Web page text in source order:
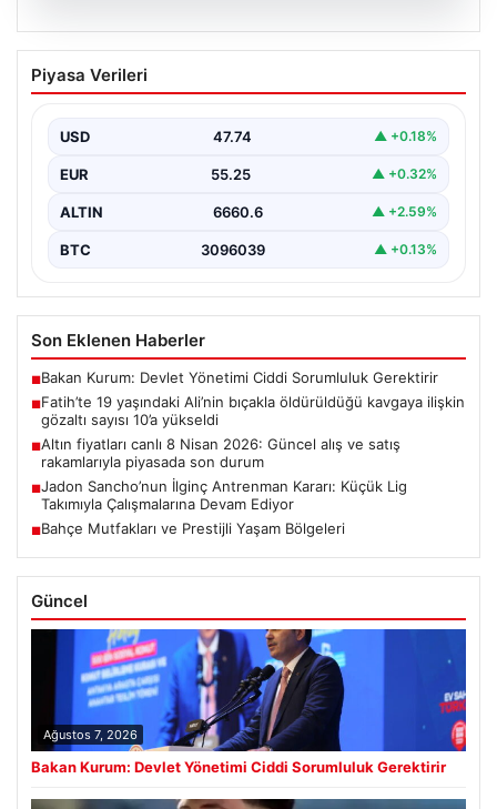
Fatih’te 19 yaşındaki Ali’nin bıçakla
öldürüldüğü kavgaya ilişkin gözaltı
Piyasa Verileri
USD 47.74 ▲ +0.18%
EUR 55.25 ▲ +0.32%
ALTIN 6660.6 ▲ +2.59%
BTC 3096039 ▲ +0.13%
Son Eklenen Haberler
■Bakan Kurum: Devlet Yönetimi Ciddi Sorumluluk Gerektirir
■Fatih’te 19 yaşındaki Ali’nin bıçakla öldürüldüğü kavgaya ilişkin
gözaltı sayısı 10’a yükseldi
■Altın fiyatları canlı 8 Nisan 2026: Güncel alış ve satış
rakamlarıyla piyasada son durum
■Jadon Sancho’nun İlginç Antrenman Kararı: Küçük Lig
Takımıyla Çalışmalarına Devam Ediyor
■Bahçe Mutfakları ve Prestijli Yaşam Bölgeleri
Güncel
Ağustos 7, 2026
Bakan Kurum: Devlet Yönetimi Ciddi Sorumluluk Gerektirir